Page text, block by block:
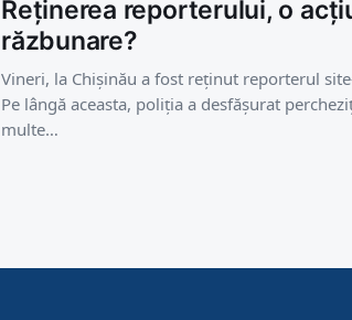
Reținerea reporterului, o
răzbunare?
Vineri, la Chișinău a fost reținut reporterul
Pe lângă aceasta, poliția a desfășurat
multe…